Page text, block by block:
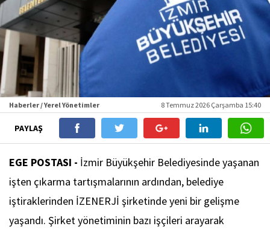
Haberler / Yerel Yönetimler 8 Temmuz 2026 Çarşamba 15:40
PAYLAŞ
EGE POSTASI - İzmir Büyükşehir Belediyesinde yaşanan
işten çıkarma tartışmalarının ardından, belediye
iştiraklerinden İZENERJİ şirketinde yeni bir gelişme
yaşandı. Şirket yönetiminin bazı işçileri arayarak